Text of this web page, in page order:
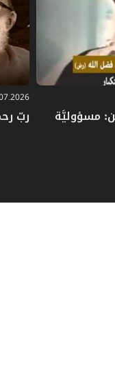
مسؤوليَّة
ربّ